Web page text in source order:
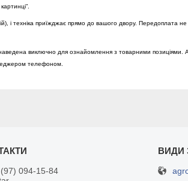
і техніка приїжджає прямо до вашого двору.
виключно для ознайомлення з товарними позиціями.
телефоном.
094-15-84